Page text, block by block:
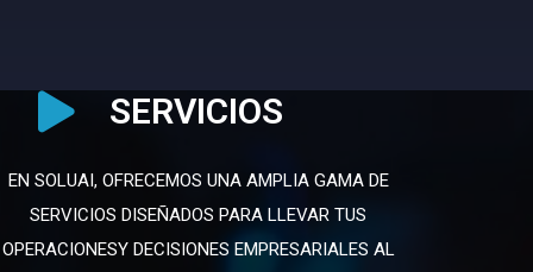
SERVICIOS
EN SOLUAI, OFRECEMOS UNA AMPLIA GAMA DE
SERVICIOS DISEÑADOS PARA LLEVAR TUS
OPERACIONESY DECISIONES EMPRESARIALES AL